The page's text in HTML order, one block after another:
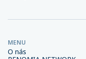
MENU
O nás